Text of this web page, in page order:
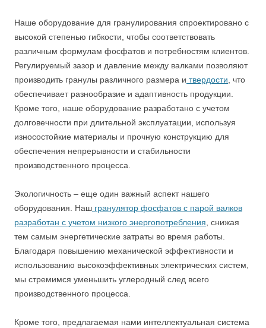
Наше оборудование для гранулирования спроектировано с
высокой степенью гибкости, чтобы соответствовать
различным формулам фосфатов и потребностям клиентов.
Регулируемый зазор и давление между валками позволяют
производить гранулы различного размера и твердости , что
обеспечивает разнообразие и адаптивность продукции.
Кроме того, наше оборудование разработано с учетом
долговечности при длительной эксплуатации, используя
износостойкие материалы и прочную конструкцию для
обеспечения непрерывности и стабильности
производственного процесса.
Экологичность – еще один важный аспект нашего
оборудования. Наш гранулятор фосфатов с парой валков
разработан с учетом низкого энергопотребления , снижая
тем самым энергетические затраты во время работы.
Благодаря повышению механической эффективности и
использованию высокоэффективных электрических систем,
мы стремимся уменьшить углеродный след всего
производственного процесса.
Кроме того, предлагаемая нами интеллектуальная система